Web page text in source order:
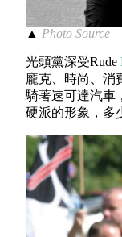
▲ Photo Source
光頭黨深受Rude
龐克、時尚、消
騎著速可達汽車
硬派的形象，多